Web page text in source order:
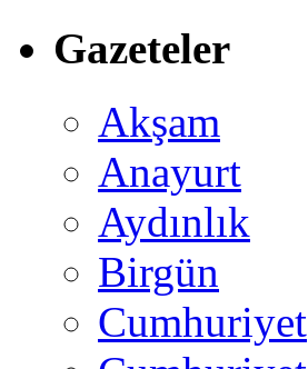
Gazeteler
Akşam
Anayurt
Aydınlık
Birgün
Cumhuriyet